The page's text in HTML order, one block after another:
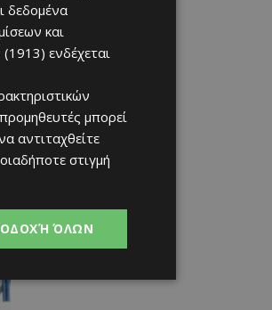
δεδομένα
και
(1913) ενδέχεται
μπορεί
αντιταχθείτε
στιγμή
ΌΛΩΝ